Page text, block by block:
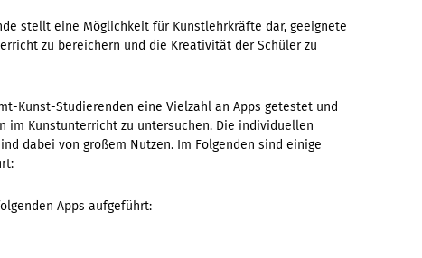
stellt eine Möglichkeit für Kunstlehrkräfte dar, geeignete
zu bereichern und die Kreativität der Schüler zu
Kunst-Studierenden eine Vielzahl an Apps getestet und
im Kunstunterricht zu untersuchen. Die individuellen
dabei von großem Nutzen. Im Folgenden sind einige
Apps aufgeführt: